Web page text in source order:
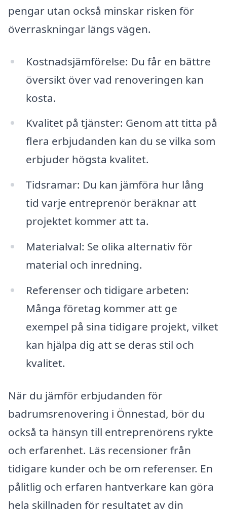
pengar utan också minskar risken för
överraskningar längs vägen.
Kostnadsjämförelse: Du får en bättre
översikt över vad renoveringen kan
kosta.
Kvalitet på tjänster: Genom att titta på
flera erbjudanden kan du se vilka som
erbjuder högsta kvalitet.
Tidsramar: Du kan jämföra hur lång
tid varje entreprenör beräknar att
projektet kommer att ta.
Materialval: Se olika alternativ för
material och inredning.
Referenser och tidigare arbeten:
Många företag kommer att ge
exempel på sina tidigare projekt, vilket
kan hjälpa dig att se deras stil och
kvalitet.
När du jämför erbjudanden för
badrumsrenovering i Önnestad, bör du
också ta hänsyn till entreprenörens rykte
och erfarenhet. Läs recensioner från
tidigare kunder och be om referenser. En
pålitlig och erfaren hantverkare kan göra
hela skillnaden för resultatet av din